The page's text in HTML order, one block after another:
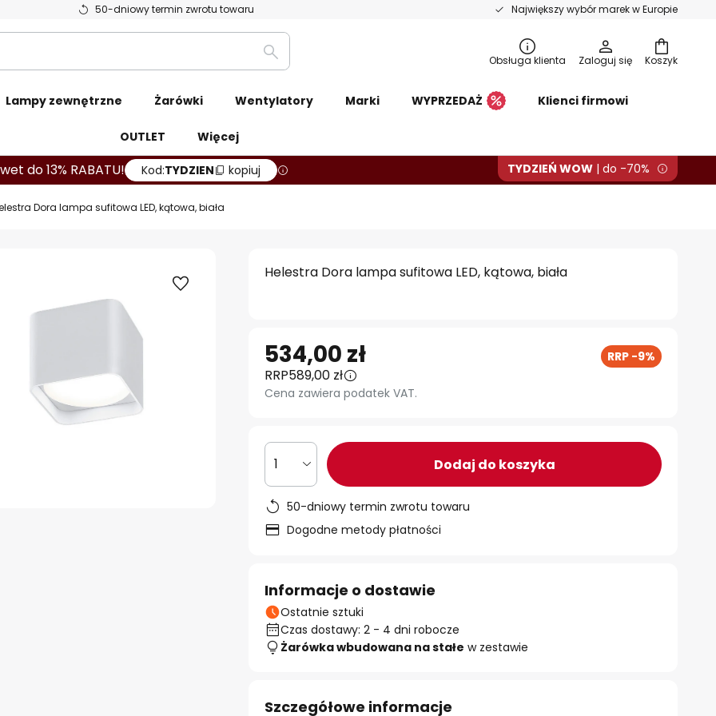
50-dniowy termin zwrotu towaru Największy wybór marek w Europie
Koszyk
Szukaj
Obsługa klienta Zaloguj się
Lampy zewnętrzne Żarówki Wentylatory Marki WYPRZEDAŻ Klienci firmowi
OUTLET Więcej
do 13% RABATU! Kod:TYDZIEN kopiuj TYDZIEŃ WOW | do -70%
Dora lampa sufitowa LED, kątowa, biała
Helestra Dora lampa sufitowa LED, kątowa, biała
534,00 zł RRP -9%
RRP589,00 zł
Cena zawiera podatek VAT.
1 Dodaj do koszyka
50-dniowy termin zwrotu towaru
Dogodne metody płatności
Informacje o dostawie
Ostatnie sztuki
Czas dostawy: 2 - 4 dni robocze
Żarówka wbudowana na stałe w zestawie
Szczegółowe informacje